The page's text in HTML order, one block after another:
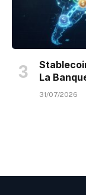
La
31/07/2026